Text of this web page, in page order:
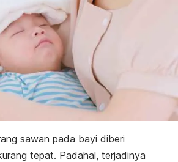
sawan pada bayi diberi
tepat. Padahal, terjadinya